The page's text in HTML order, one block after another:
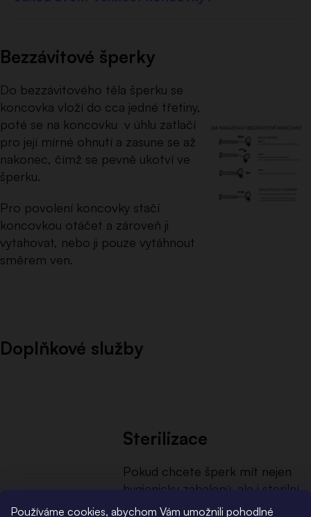
Používáme cookies, abychom Vám umožnili pohodlné
Bezzávitové šperky
Do bezzávitového těla šperku se
koncovka vloží do cca jedné třetiny,
poté se na koncovku v úhlu zatlačí
pro její mírné ohnutí a zasune se až
nakonec, čímž se pevně ukotví ve
šperku.
Pro povolení koncovky stačí
koncovkou otáčet a zároveň ji
vytahovat, nebo ji pouze vytáhnout
směrem ven.
Doplňkové služby
Sterilizace
Pokud chcete šperk mít nejen
hygienicky zabalený, ale i sterilní,
můžete si zvolit doplňkovou